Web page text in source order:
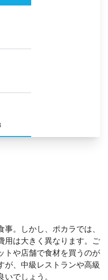
。しかし、ポカラでは、
用は大きく異なります。ご
トや店舗で食材を買うのが
が、中級レストランや高級
でしょう。